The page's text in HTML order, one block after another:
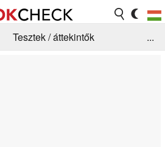
Tesztek / áttekintők
...